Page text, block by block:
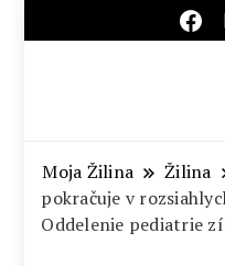
Moja Žilina Žilina
pokračuje v
Oddelenie pediatrie